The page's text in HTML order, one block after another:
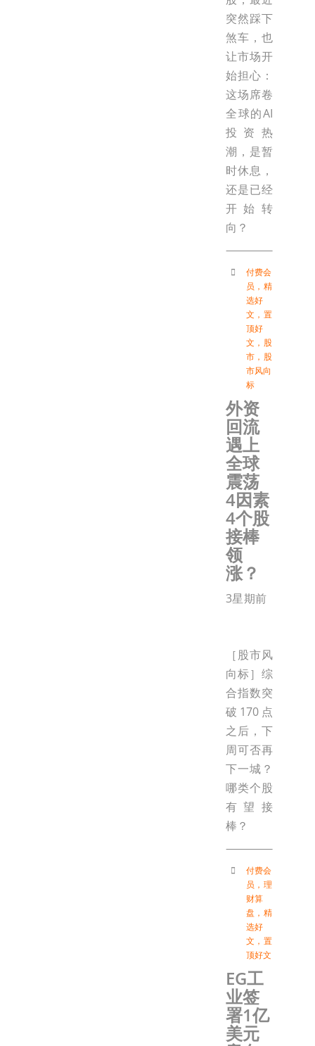
突然踩下
煞车，也
让市场开
始担心：
这场席卷
全球的AI
投资热
潮，是暂
时休息，
还是已经
开始转
向？
付费会
员 ， 精
选好
文 ， 置
顶好
文 ， 股
市 ， 股
市风向
标
外资
回流
遇上
全球
震荡
4因素
4个股
接棒
领
涨？
3星期前
［股市风
向标］综
合指数突
破170点
之后，下
周可否再
下一城？
哪类个股
有望接
棒？
付费会
员 ， 理
财算
盘 ， 精
选好
文 ， 置
顶好文
EG工
业签
署1亿
美元